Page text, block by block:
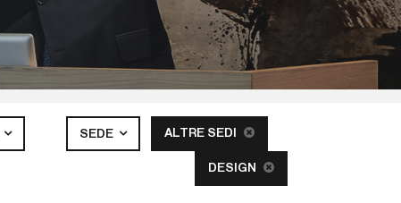
SEDE ALTRE SEDI
DESIGN